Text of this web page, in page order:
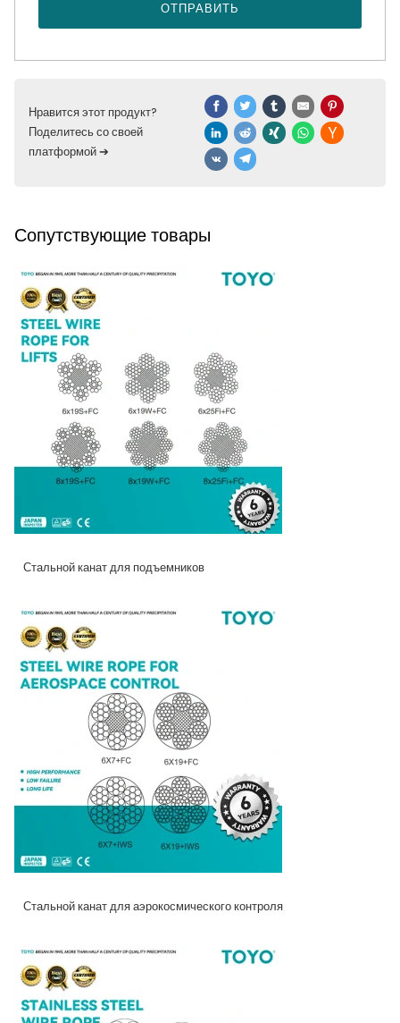
ОТПРАВИТЬ
Нравится этот продукт?
Поделитесь со своей
платформой ➔
Сопутствующие товары
Стальной канат для подъемников
Стальной канат для аэрокосмического контроля